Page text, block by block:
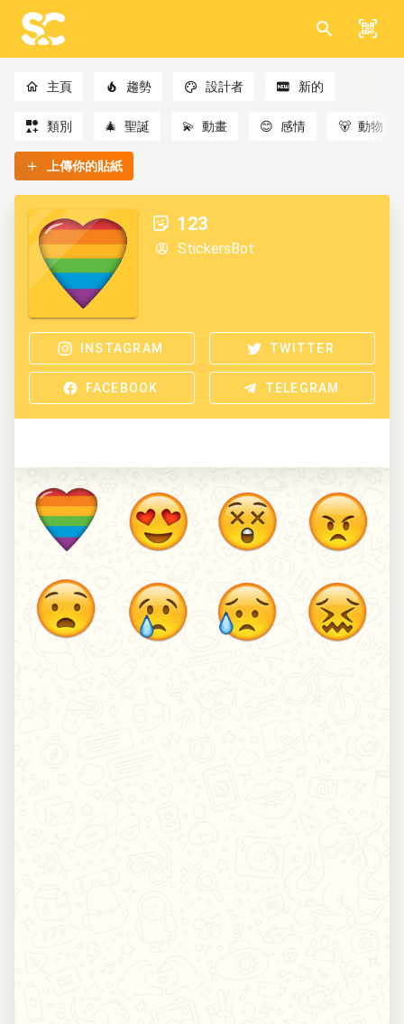
主頁 趨勢 設計者 新的
類別 🎄 聖誕 💫 動畫 😊 感情 🐻 動物
上傳你的貼紙
123
StickersBot
INSTAGRAM TWITTER
FACEBOOK TELEGRAM